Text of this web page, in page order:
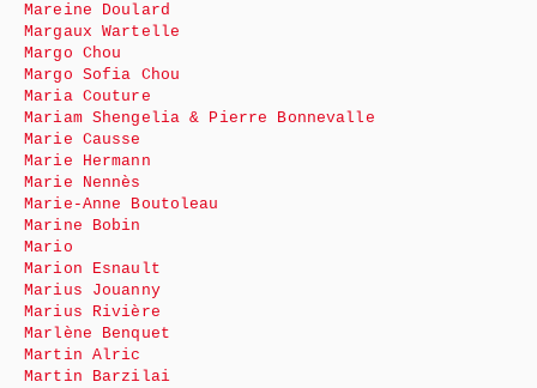
Mareine Doulard
Margaux Wartelle
Margo Chou
Margo Sofia Chou
Maria Couture
Mariam Shengelia & Pierre Bonnevalle
Marie Causse
Marie Hermann
Marie Nennès
Marie-Anne Boutoleau
Marine Bobin
Mario
Marion Esnault
Marius Jouanny
Marius Rivière
Marlène Benquet
Martin Alric
Martin Barzilai